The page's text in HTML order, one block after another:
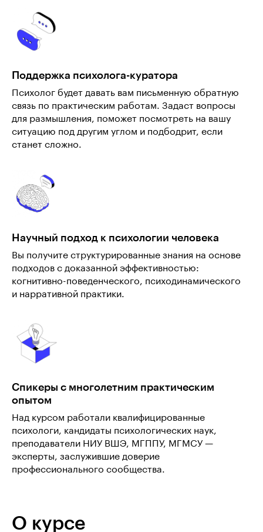
Поддержка психолога-куратора
Психолог будет давать вам письменную обратную
связь по практическим работам. Задаст вопросы
для размышления, поможет посмотреть на вашу
ситуацию под другим углом и подбодрит, если
станет сложно.
Научный подход к психологии человека
Вы получите структурированные знания на основе
подходов с доказанной эффективностью:
когнитивно-поведенческого, психодинамического
и нарративной практики.
Спикеры с многолетним практическим
опытом
Над курсом работали квалифицированные
психологи, кандидаты психологических наук,
преподаватели НИУ ВШЭ, МГППУ, МГМСУ —
эксперты, заслужившие доверие
профессионального сообщества.
О курсе